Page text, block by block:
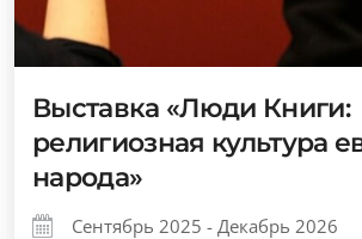
Выставка «Люди Книги:
религиозная культура
народа»
Сентябрь 2025 - Декабрь 2026